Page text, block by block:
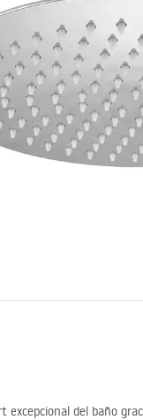
excepcional del baño